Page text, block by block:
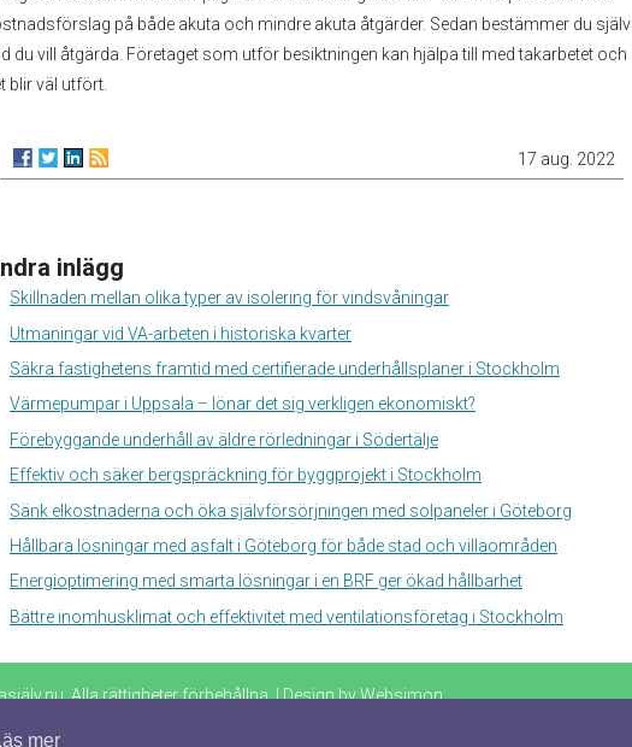
mer
på både akuta och mindre akuta åtgärder. Sedan bestämmer du själv
du vill åtgärda. Företaget som utför besiktningen kan hjälpa till med takarbetet och
blir väl utfört.
17 aug. 2022
inlägg
Skillnaden mellan olika typer av isolering för vindsvåningar
Utmaningar vid VA-arbeten i historiska kvarter
Säkra fastighetens framtid med certifierade underhållsplaner i Stockholm
Värmepumpar i Uppsala – lönar det sig verkligen ekonomiskt?
Förebyggande underhåll av äldre rörledningar i Södertälje
Effektiv och säker bergspräckning för byggprojekt i Stockholm
Sänk elkostnaderna och öka självförsörjningen med solpaneler i Göteborg
Hållbara lösningar med asfalt i Göteborg för både stad och villaområden
Energioptimering med smarta lösningar i en BRF ger ökad hållbarhet
Bättre inomhusklimat och effektivitet med ventilationsföretag i Stockholm
Alla rättigheter förbehållna. | Design byWebsimon